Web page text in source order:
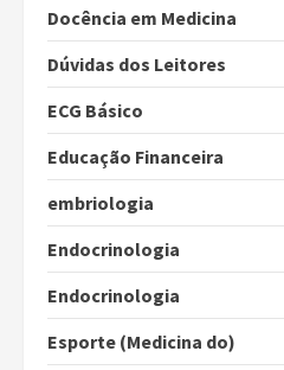
Docência em Medicina
Dúvidas dos Leitores
ECG Básico
Educação Financeira
embriologia
Endocrinologia
Endocrinologia
Esporte (Medicina do)